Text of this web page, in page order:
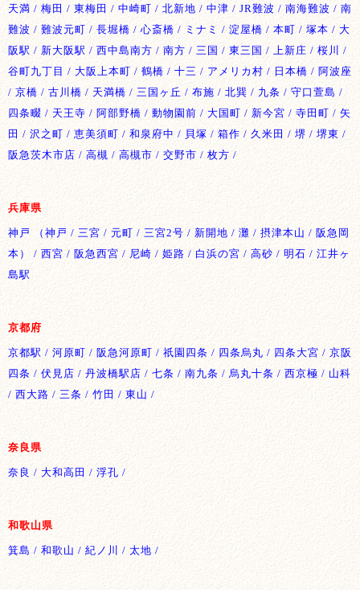
天満 / 梅田 / 東梅田 / 中崎町 / 北新地 / 中津 / JR難波 / 南海難波 / 南
難波 / 難波元町 / 長堀橋 / 心斎橋 / ミナミ / 淀屋橋 / 本町 / 塚本 / 大
阪駅 / 新大阪駅 / 西中島南方 / 南方 / 三国 / 東三国 / 上新庄 / 桜川 /
谷町九丁目 / 大阪上本町 / 鶴橋 / 十三 / アメリカ村 / 日本橋 / 阿波座
/ 京橋 / 古川橋 / 天満橋 / 三国ヶ丘 / 布施 / 北巽 / 九条 / 守口萱島 /
四条畷 / 天王寺 / 阿部野橋 / 動物園前 / 大国町 / 新今宮 / 寺田町 / 矢
田 / 沢之町 / 恵美須町 / 和泉府中 / 貝塚 / 箱作 / 久米田 / 堺 / 堺東 /
阪急茨木市店 / 高槻 / 高槻市 / 交野市 / 枚方 /
兵庫県
神戸 （神戸 / 三宮 / 元町 / 三宮2号 / 新開地 / 灘 / 摂津本山 / 阪急岡
本） / 西宮 / 阪急西宮 / 尼崎 / 姫路 / 白浜の宮 / 高砂 / 明石 / 江井ヶ
島駅
京都府
京都駅 / 河原町 / 阪急河原町 / 祇園四条 / 四条烏丸 / 四条大宮 / 京阪
四条 / 伏見店 / 丹波橋駅店 / 七条 / 南九条 / 烏丸十条 / 西京極 / 山科
/ 西大路 / 三条 / 竹田 / 東山 /
奈良県
奈良 / 大和高田 / 浮孔 /
和歌山県
箕島 / 和歌山 / 紀ノ川 / 太地 /